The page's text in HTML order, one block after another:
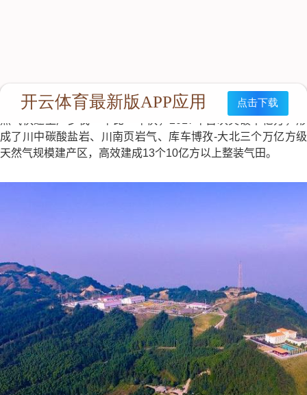
作为绿色低碳能源的代表，天然气与石油一样成为我国的重要能
源，肩负保障国家能源安全的重任。“十三五”以来，中国石油天
成了川中碳酸盐岩、川南页岩气、库车博孜-大北三个万亿方级
天然气规模建产区，高效建成13个10亿方以上整装气田。